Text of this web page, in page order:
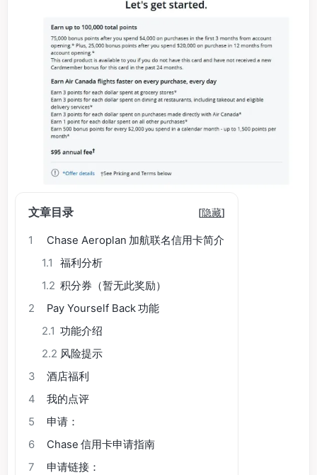
文章目录 [隐藏]
1
Chase Aeroplan 加航联名信用卡简介
1.1
福利分析
1.2 积分券（暂无此奖励）
2
Pay Yourself Back 功能
2.1 功能介绍
2.2 风险提示
3
酒店福利
4
我的点评
5
申请：
6
Chase 信用卡申请指南
7
申请链接：